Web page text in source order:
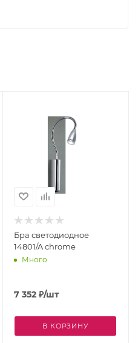
Бра светодиодное
14801/A сhrome
Много
7 352 ₽/шт
В КОРЗИНУ